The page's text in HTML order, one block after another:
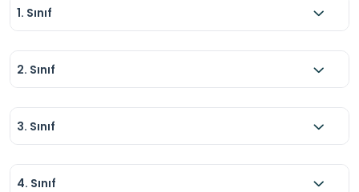
1. Sınıf
2. Sınıf
3. Sınıf
4. Sınıf